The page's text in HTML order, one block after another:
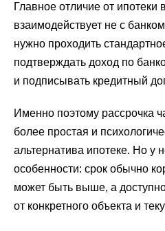
Главное отличие от ипотеки
взаимодействует не с
нужно проходить
подтверждать доход по
и подписывать кредитный
Именно поэтому рассрочка
более простая и
альтернатива ипотеке. Но у
особенности: срок обычно
может быть выше, а
от конкретного объекта и